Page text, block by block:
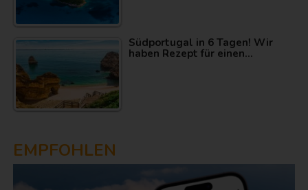
Südportugal in 6 Tagen! Wir
haben Rezept für einen…
EMPFOHLEN